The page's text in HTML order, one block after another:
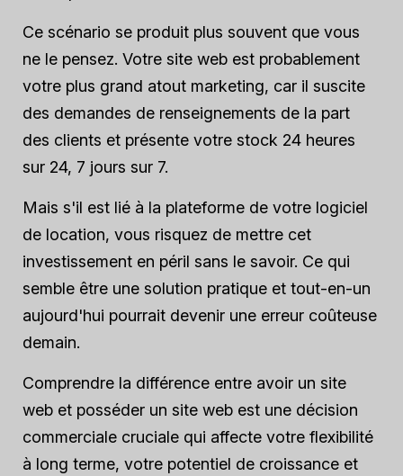
Ce scénario se produit plus souvent que vous
ne le pensez. Votre site web est probablement
votre plus grand atout marketing, car il suscite
des demandes de renseignements de la part
des clients et présente votre stock 24 heures
sur 24, 7 jours sur 7.
Mais s'il est lié à la plateforme de votre logiciel
de location, vous risquez de mettre cet
investissement en péril sans le savoir. Ce qui
semble être une solution pratique et tout-en-un
aujourd'hui pourrait devenir une erreur coûteuse
demain.
Comprendre la différence entre avoir un site
web et posséder un site web est une décision
commerciale cruciale qui affecte votre flexibilité
à long terme, votre potentiel de croissance et